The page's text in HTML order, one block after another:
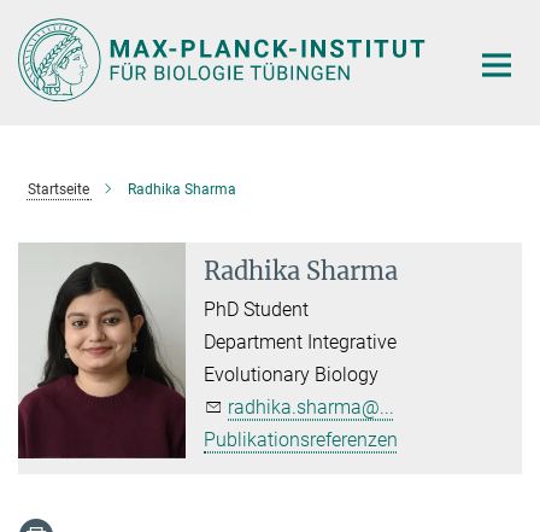
Hauptinhalt
Startseite Radhika Sharma
Radhika Sharma
PhD Student
Department Integrative
Evolutionary Biology
radhika.sharma@...
Publikationsreferenzen